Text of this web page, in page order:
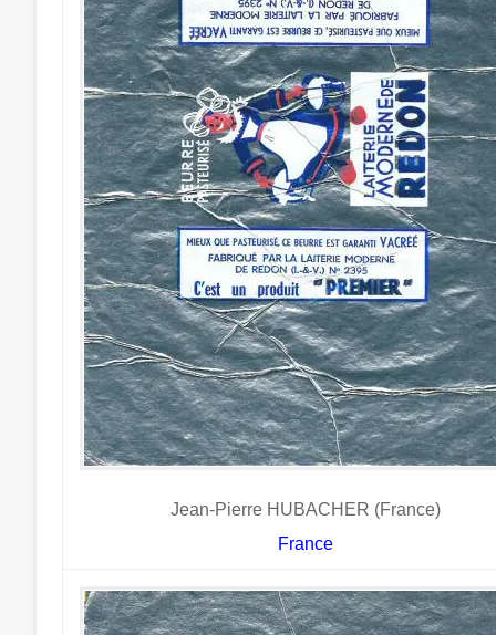
Jean-Pierre HUBACHER (France)
France